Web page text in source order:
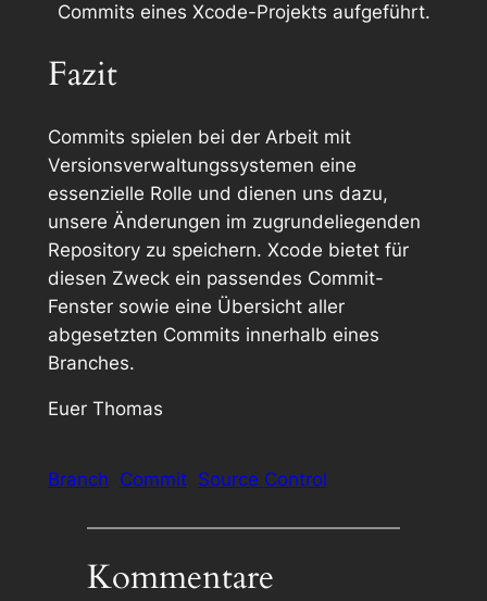
Commits eines Xcode-Projekts aufgeführt.
Fazit
Commits spielen bei der Arbeit mit
Versionsverwaltungssystemen eine
essenzielle Rolle und dienen uns dazu,
unsere Änderungen im zugrundeliegenden
Repository zu speichern. Xcode bietet für
diesen Zweck ein passendes Commit-
Fenster sowie eine Übersicht aller
abgesetzten Commits innerhalb eines
Branches.
Euer Thomas
Branch Commit Source Control
Kommentare